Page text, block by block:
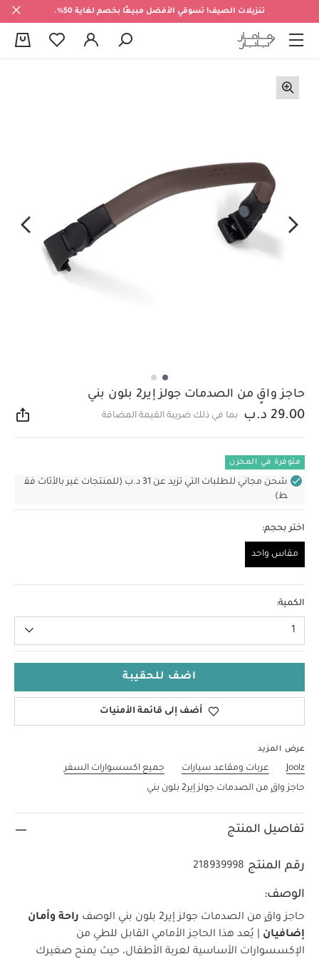
تنزيلات الصيف! تسوقي الأفضل مبيعًا بخصم لغاية 50%.
حاجز واقٍ من الصدمات جولز إير2 بلون بني
29.00 د.ب بما في ذلك ضريبة القيمة المضافة
متوفرة في المخزن
شحن مجاني للطلبات التي تزيد عن 31 د.ب (للمنتجات غير بالأثاث فق
ط)
اختر بحجم:
مقاس واحد
الكمية:
1
اضف للحقيبة
أضف إلى قائمة الأمنيات
عرض المزيد
Joolz عربات ومقاعد سيارات
جميع اكسسوارات السفر
حاجز واقٍ من الصدمات جولز إير2 بلون بني
تفاصيل المنتج
رقم المنتج 218939998
الوصف:
حاجز واقٍ من الصدمات جولز إير2 بلون بني الوصف راحة وأمان
إضافيان | يُعد هذا الحاجز الأمامي القابل للطي من
الإكسسوارات الأساسية لعربة الأطفال، حيث يمنح صغيرك